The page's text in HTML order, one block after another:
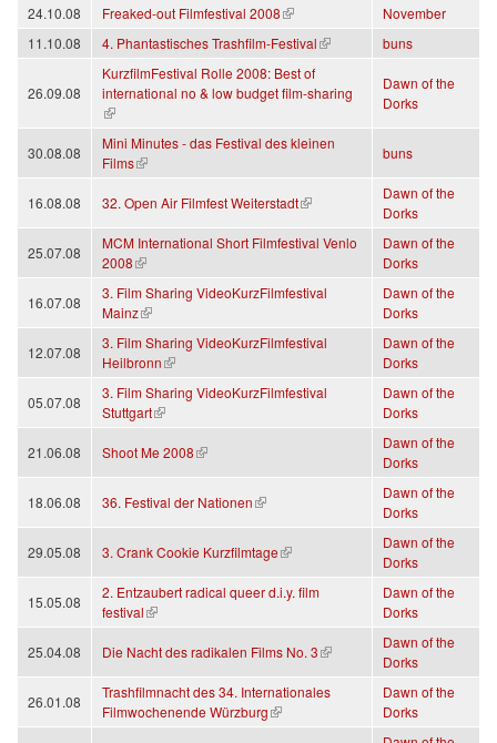
24.10.08
Freaked-out Filmfestival 2008
(link is external)
November
11.10.08
4. Phantastisches Trashfilm-Festival
(link is external) buns
26.09.08
KurzfilmFestival Rolle 2008: Best of
international no & low budget film-sharing
Dawn of the
Dorks
30.08.08
Mini Minutes - das Festival des kleinen
Films
(link is external)
buns
16.08.08 32. Open Air Filmfest Weiterstadt
(link is external)
Dawn of the
Dorks
25.07.08
MCM International Short Filmfestival Venlo
2008
(link is external)
Dawn of the
Dorks
16.07.08
3. Film Sharing VideoKurzFilmfestival
Mainz
(link is external)
Dawn of the
Dorks
12.07.08
3. Film Sharing VideoKurzFilmfestival
Heilbronn
(link is external)
Dawn of the
Dorks
05.07.08
3. Film Sharing VideoKurzFilmfestival
Stuttgart
(link is external)
Dawn of the
Dorks
21.06.08 Shoot Me 2008
(link is external)
Dawn of the
Dorks
18.06.08 36. Festival der Nationen
(link is external)
Dawn of the
Dorks
29.05.08 3. Crank Cookie Kurzfilmtage
(link is external)
Dawn of the
Dorks
15.05.08
2. Entzaubert radical queer d.i.y. film
festival
(link is external)
Dawn of the
Dorks
25.04.08 Die Nacht des radikalen Films No. 3
(link is external)
Dawn of the
Dorks
26.01.08
Trashfilmnacht des 34. Internationales
Filmwochenende Würzburg
(link is external)
Dawn of the
Dorks